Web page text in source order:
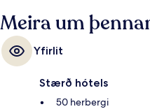
Meira um
Yfirlit
Stærð hótels
50 herbergi